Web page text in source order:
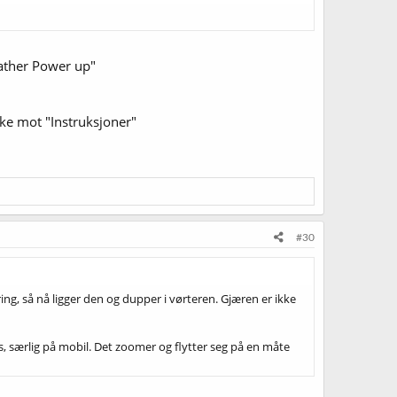
Power up"
mot "Instruksjoner"
#30
så nå ligger den og dupper i vørteren. Gjæren er ikke
særlig på mobil. Det zoomer og flytter seg på en måte